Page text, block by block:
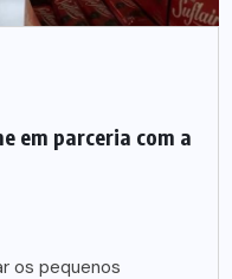
em parceria com a
os pequenos
a vácuo
brasileiro